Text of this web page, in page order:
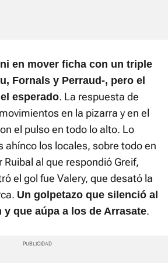
en mover ficha con un triple
Fornals y Perraud-, pero el
esperado. La respuesta de
en la pizarra y en el
el pulso en todo lo alto. Lo
ahínco los locales, sobre todo en
Ruibal al que respondió Greif,
el gol fue Valery, que desató la
Un golpetazo que silenció al
que aúpa a los de Arrasate.